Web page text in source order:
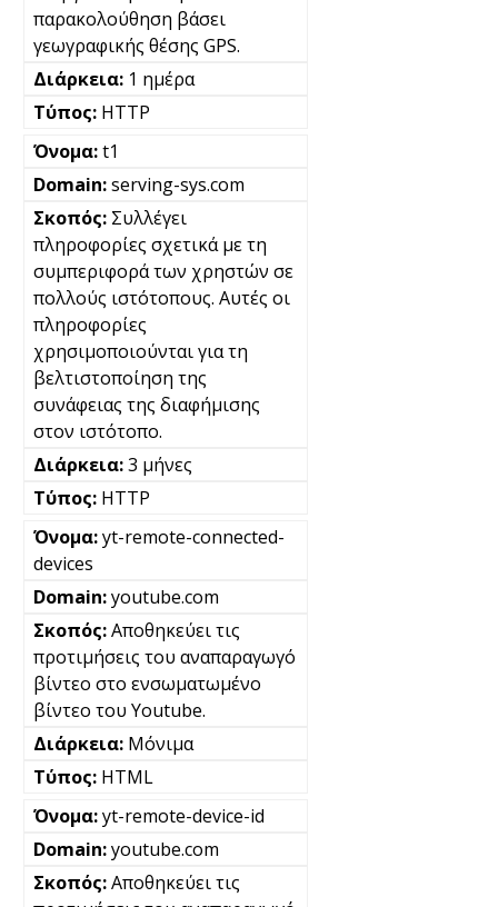
παρακολούθηση βάσει
γεωγραφικής θέσης GPS.
1 ημέρα
HTTP
t1
serving-sys.com
Συλλέγει
πληροφορίες σχετικά με τη
συμπεριφορά των χρηστών σε
πολλούς ιστότοπους. Αυτές οι
πληροφορίες
χρησιμοποιούνται για τη
βελτιστοποίηση της
συνάφειας της διαφήμισης
στον ιστότοπο.
3 μήνες
HTTP
yt-remote-connected-
devices
youtube.com
Αποθηκεύει τις
προτιμήσεις του αναπαραγωγό
βίντεο στο ενσωματωμένο
βίντεο του Youtube.
Μόνιμα
HTML
yt-remote-device-id
youtube.com
Αποθηκεύει τις